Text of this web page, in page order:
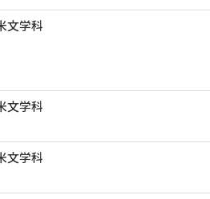
文学科
文学科
文学科